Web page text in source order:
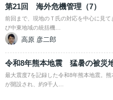
第21回 海外危機管理（7）
前回まで、現地のＴ氏の対応を中心に見て
び中東地域の統括機…
高原 彦二郎
令和8年熊本地震 猛暑の被災
最大震度7を記録した令和8年熊本地震。
が開設され、約9千人…